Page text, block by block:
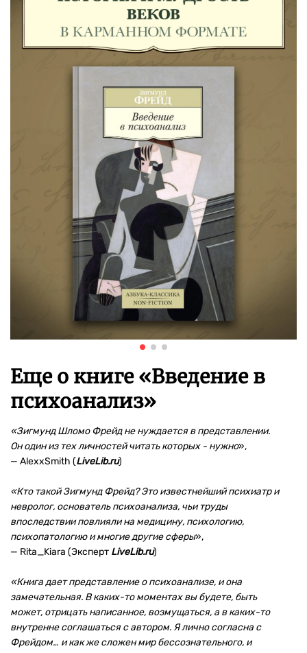
Еще о книге «Введение в
психоанализ»
«Зигмунд Шломо Фрейд не нуждается в представлении.
Он один из тех личностей читать которых - нужно»,
— AlexxSmith (LiveLib.ru)
«Кто такой Зигмунд Фрейд? Это известнейший психиатр и
невролог, основатель психоанализа, чьи труды
впоследствии повлияли на медицину, психологию,
психопатологию и многие другие сферы»,
— Rita_Kiara (Эксперт LiveLib.ru)
«Книга дает представление о психоанализе, и она
замечательная. В каких-то моментах вы будете, быть
может, отрицать написанное, возмущаться, а в каких-то
внутренне соглашаться с автором. Я лично согласна с
Фрейдом… и как же сложен мир бессознательного, и